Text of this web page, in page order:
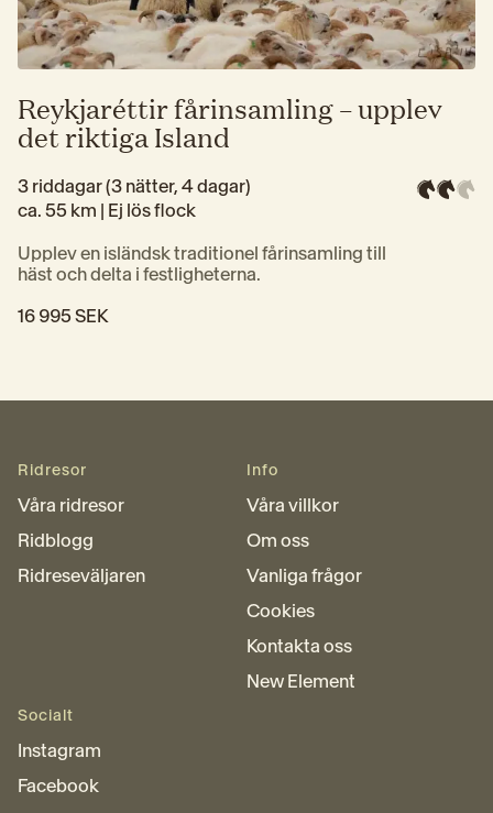
Reykjaréttir fårinsamling – upplev
det riktiga Island
3 riddagar (3 nätter, 4 dagar)
ca. 55 km | Ej lös flock
Upplev en isländsk traditionel fårinsamling till
häst och delta i festligheterna.
16 995 SEK
Ridresor
Våra ridresor
Ridblogg
Ridreseväljaren
Info
Våra villkor
Om oss
Vanliga frågor
Cookies
Kontakta oss
New Element
Socialt
Instagram
Facebook